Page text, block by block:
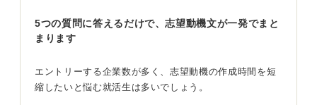
理、衛生管理、施設側との調整といったものが必要にな
ってきます。
マネジメントへの興味や学生時代の経験をアピール
しよう
5つの質問に答えるだけで、志望動機文が一発でまと
まります
エントリーする企業数が多く、志望動機の作成時間を短
縮したいと悩む就活生は多いでしょう。